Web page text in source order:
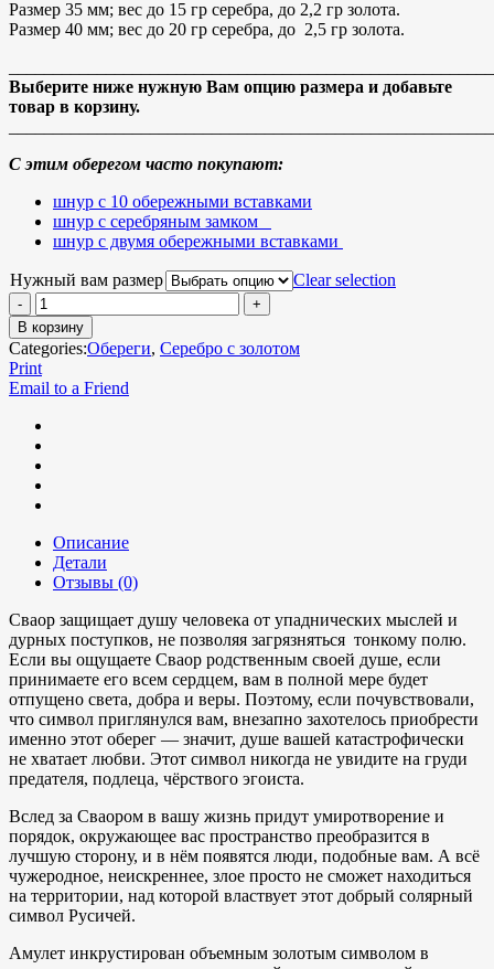
Размер 35 мм; вес до 15 гр серебра, до 2,2 гр золота.
Размер 40 мм; вес до 20 гр серебра, до 2,5 гр золота.
Выберите ниже нужную Вам опцию размера и добавьте
товар в корзину.
С этим оберегом часто покупают:
шнур с 10 обережными вставками
шнур с серебряным замком
шнур с двумя обережными вставками
Нужный вам размер Clear selection
В корзину
Categories:Обереги, Серебро с золотом
Print
Email to a Friend
Описание
Детали
Отзывы (0)
Сваор защищает душу человека от упаднических мыслей и
дурных поступков, не позволяя загрязняться тонкому полю.
Если вы ощущаете Сваор родственным своей душе, если
принимаете его всем сердцем, вам в полной мере будет
отпущено света, добра и веры. Поэтому, если почувствовали,
что символ приглянулся вам, внезапно захотелось приобрести
именно этот оберег — значит, душе вашей катастрофически
не хватает любви. Этот символ никогда не увидите на груди
предателя, подлеца, чёрствого эгоиста.
Вслед за Сваором в вашу жизнь придут умиротворение и
порядок, окружающее вас пространство преобразится в
лучшую сторону, и в нём появятся люди, подобные вам. А всё
чужеродное, неискреннее, злое просто не сможет находиться
на территории, над которой властвует этот добрый солярный
символ Русичей.
Амулет инкрустирован объемным золотым символом в